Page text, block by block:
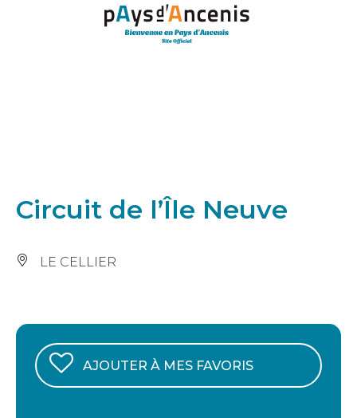
Panneau de gestion des cookies
Circuit de l’Île Neuve
LE CELLIER
AJOUTER À MES FAVORIS